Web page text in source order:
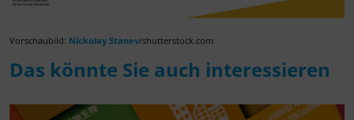
Vorschaubild: Nickolay Stanev/shutterstock.com
Das könnte Sie auch interessieren